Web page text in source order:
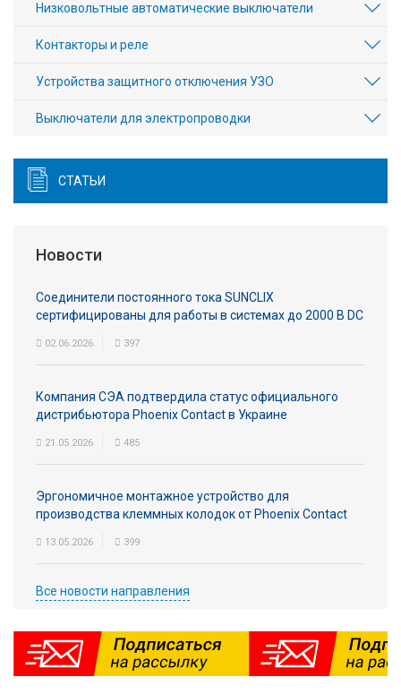
Низковольтные автоматические выключатели
Контакторы и реле
Устройства защитного отключения УЗО
Выключатели для электропроводки
СТАТЬИ
Новости
Соединители постоянного тока SUNCLIX
сертифицированы для работы в системах до 2000 В DC
02.06.2026 397
Компания СЭА подтвердила статус официального
дистрибьютора Phoenix Contact в Украине
21.05.2026 485
Эргономичное монтажное устройство для
производства клеммных колодок от Phoenix Contact
13.05.2026 399
Все новости направления